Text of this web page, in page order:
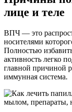
лице и теле
ВПЧ — это
носителями
Полностью
активность легко
главной причиной
иммунная система.